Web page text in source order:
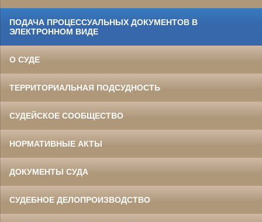
ПОДАЧА ПРОЦЕССУАЛЬНЫХ ДОКУМЕНТОВ В
ЭЛЕКТРОННОМ ВИДЕ
О СУДЕ
ТЕРРИТОРИАЛЬНАЯ ПОДСУДНОСТЬ
СУДЕЙСКОЕ СООБЩЕСТВО
НОРМАТИВНЫЕ АКТЫ
ДОКУМЕНТЫ СУДА
СУДЕБНОЕ ДЕЛОПРОИЗВОДСТВО